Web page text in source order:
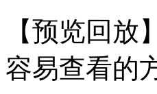
【预览回
容易查看的